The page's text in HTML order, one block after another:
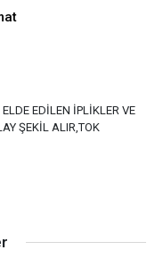
EDİLEN İPLİKLER VE
ŞEKİL ALIR,TOK